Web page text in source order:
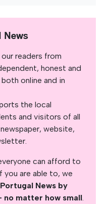
readers from
honest and
online and in
the local
and visitors of all
website,
can afford to
you are able to, we
News by
no matter how small